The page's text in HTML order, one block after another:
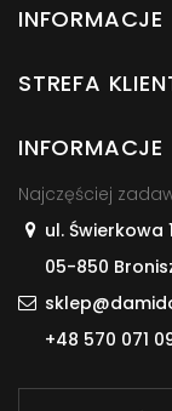
INFORMACJE
STREFA
INFORMACJE
Najczęściej
ul. Świerkowa
05-850
+48 570 071